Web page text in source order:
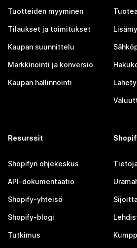
Tuotteiden myyminen
Tilaukset ja toimitukset
Kaupan suunnittelu
Markkinointi ja konversio
Kaupan hallinnointi
Resurssit
Shopifyn ohjekeskus
API-dokumentaatio
Shopify-yhteisö
Shopify-blogi
Tutkimus